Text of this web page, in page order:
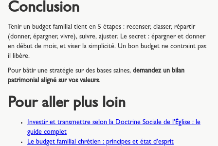
Conclusion
Tenir un budget familial tient en 5 étapes : recenser, classer, répartir
(donner, épargner, vivre), suivre, ajuster. Le secret : épargner et donner
en début de mois, et viser la simplicité. Un bon budget ne contraint pas
il libère.
Pour bâtir une stratégie sur des bases saines, demandez un bilan
patrimonial aligné sur vos valeurs.
Pour aller plus loin
Investir et transmettre selon la Doctrine Sociale de l'Église : le
guide complet
Le budget familial chrétien : principes et état d'esprit